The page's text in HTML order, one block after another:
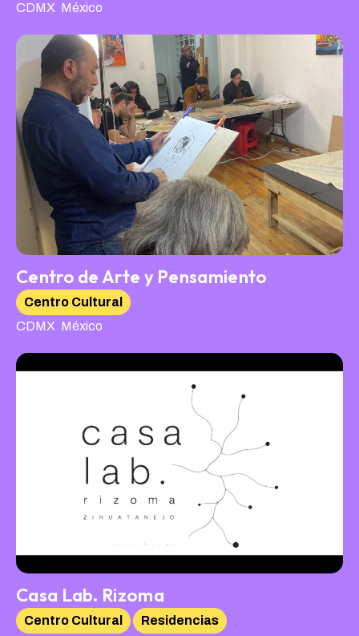
CDMX México
Centro de Arte y Pensamiento
Centro Cultural
CDMX México
Casa Lab. Rizoma
Centro Cultural Residencias